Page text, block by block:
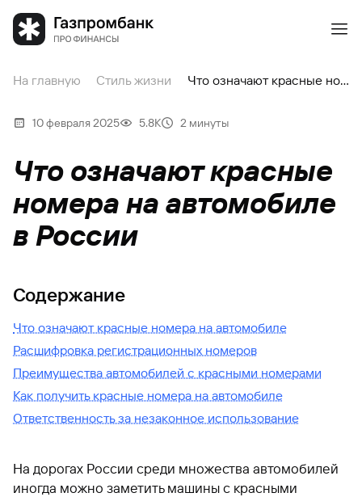
На главную Стиль жизни Что означают красные номера на автомобиле в России
10 февраля 2025 5.8К 2 минуты
Что означают красные
номера на автомобиле
в России
Содержание
Что означают красные номера на автомобиле
Расшифровка регистрационных номеров
Преимущества автомобилей с красными номерами
Как получить красные номера на автомобиле
Ответственность за незаконное использование
На дорогах России среди множества автомобилей
иногда можно заметить машины с красными